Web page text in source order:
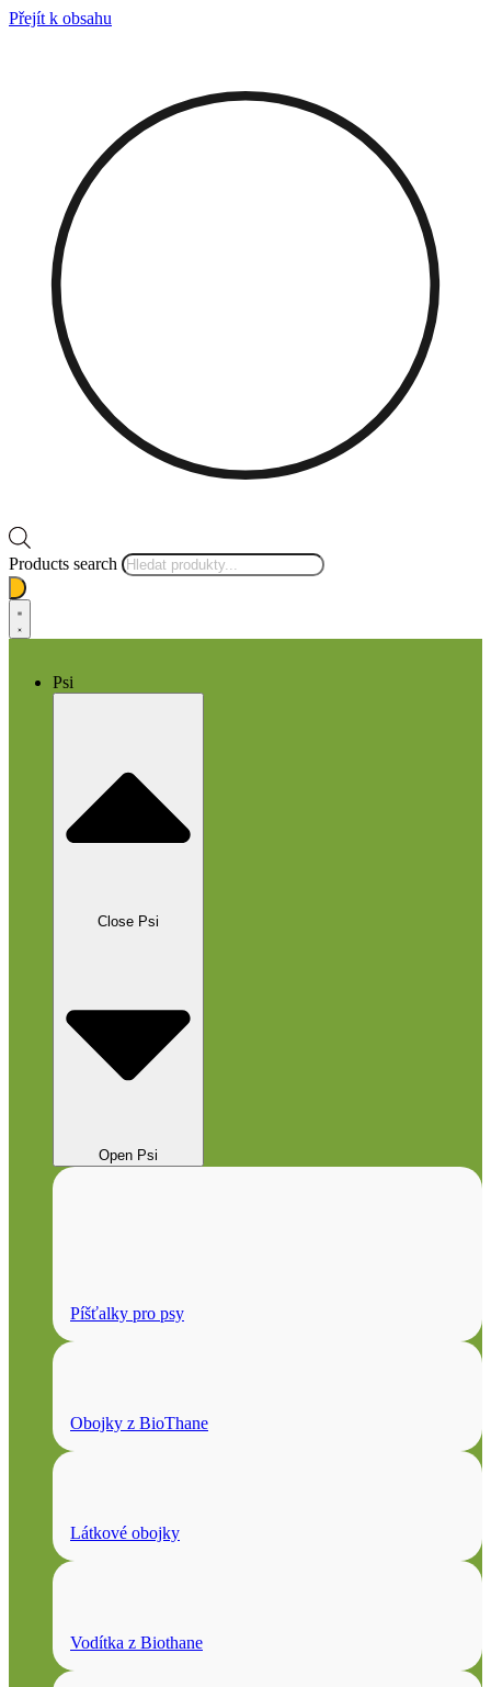
Přejít k obsahu
Products search
Psi
Close Psi
Open Psi
Píšťalky pro psy
Obojky z BioThane
Látkové obojky
Vodítka z Biothane